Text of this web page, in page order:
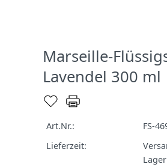
Marseille-
Lavendel 300 ml
Art.Nr.:
FS-
Lieferzeit:
Lager